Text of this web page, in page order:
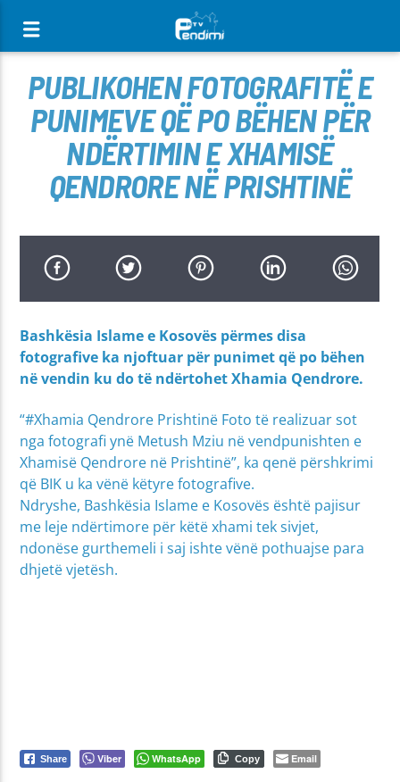
PUBLIKOHEN FOTOGRAFITË E
PUNIMEVE QË PO BËHEN PËR
NDËRTIMIN E XHAMISË
QENDRORE NË PRISHTINË
Bashkësia Islame e Kosovës përmes disa
fotografive ka njoftuar për punimet që po bëhen
në vendin ku do të ndërtohet Xhamia Qendrore.
“#Xhamia Qendrore Prishtinë Foto të realizuar sot
nga fotografi ynë Metush Mziu në vendpunishten e
Xhamisë Qendrore në Prishtinë”, ka qenë përshkrimi
që BIK u ka vënë këtyre fotografive.
Ndryshe, Bashkësia Islame e Kosovës është pajisur
me leje ndërtimore për këtë xhami tek sivjet,
ndonëse gurthemeli i saj ishte vënë pothuajse para
dhjetë vjetësh.
Share Viber WhatsApp Copy Email